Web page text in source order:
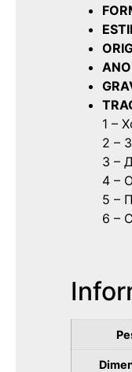
1 –
2 –
3 –
4 –
5 –
6 –